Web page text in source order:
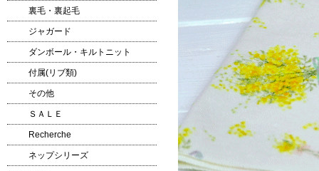
裏毛・裏起毛
ジャガード
ダンボール・キルトニット
付属(リブ類)
その他
ＳＡＬＥ
Recherche
ネップシリーズ